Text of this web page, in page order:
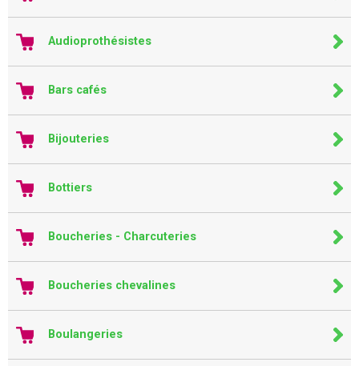
Audioprothésistes
Bars cafés
Bijouteries
Bottiers
Boucheries - Charcuteries
Boucheries chevalines
Boulangeries